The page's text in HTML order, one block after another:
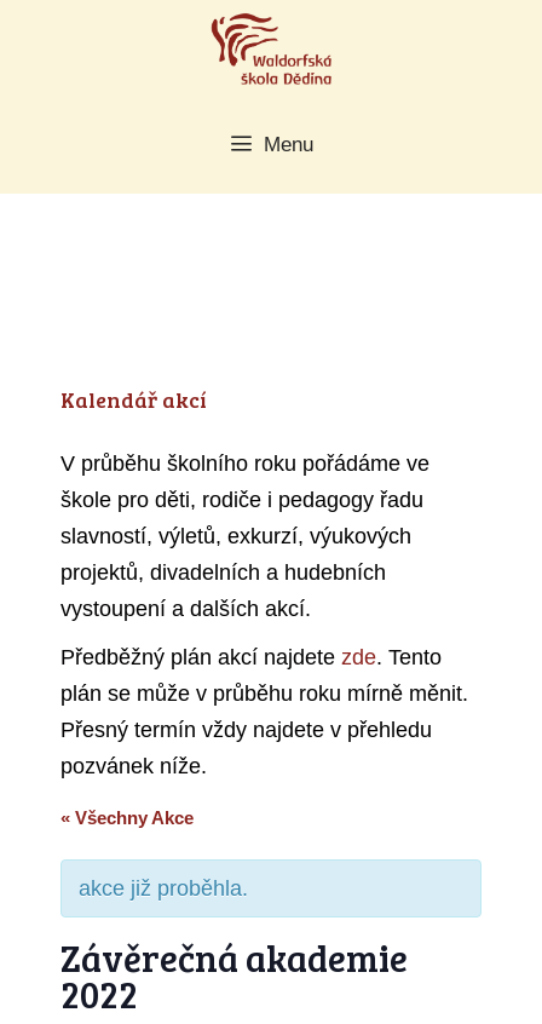
Menu
Kalendář akcí
V průběhu školního roku pořádáme ve
škole pro děti, rodiče i pedagogy řadu
slavností, výletů, exkurzí, výukových
projektů, divadelních a hudebních
vystoupení a dalších akcí.
Předběžný plán akcí najdete zde. Tento
plán se může v průběhu roku mírně měnit.
Přesný termín vždy najdete v přehledu
pozvánek níže.
« Všechny Akce
akce již proběhla.
Závěrečná akademie
2022